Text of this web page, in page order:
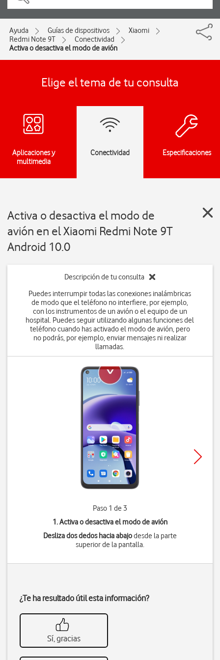
Ayuda Guías de dispositivos
Xiaomi
Redmi Note 9T
Conectividad
Activa o desactiva el modo de avión
Elige el tema de tu consulta
Aplicaciones y
multimedia
Conectividad Especificaciones
Activa o desactiva el modo de
avión en el Xiaomi Redmi Note 9T
Android 10.0
Descripción de tu consulta
Puedes interrumpir todas las conexiones inalámbricas
de modo que el teléfono no interfiere, por ejemplo,
con los instrumentos de un avión o el equipo de un
hospital. Puedes seguir utilizando algunas funciones del
teléfono cuando has activado el modo de avión, pero
no podrás, por ejemplo, enviar mensajes ni realizar
llamadas.
Paso 1 de 3
1. Activa o desactiva el modo de avión
Desliza dos dedos hacia abajodesde la parte
superior de la pantalla.
¿Te ha resultado útil esta información?
Sí, gracias